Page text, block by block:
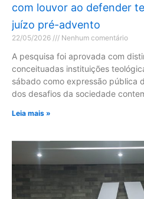
com louvor ao defender
juízo pré-advento
22/05/2026 Nenhum comentário
A pesquisa foi aprovada com
conceituadas instituições
sábado como expressão pública
dos desafios da sociedade
Leia mais »